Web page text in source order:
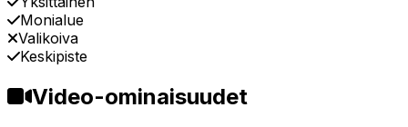
Monialue
Valikoiva
Keskipiste
Video-ominaisuudet